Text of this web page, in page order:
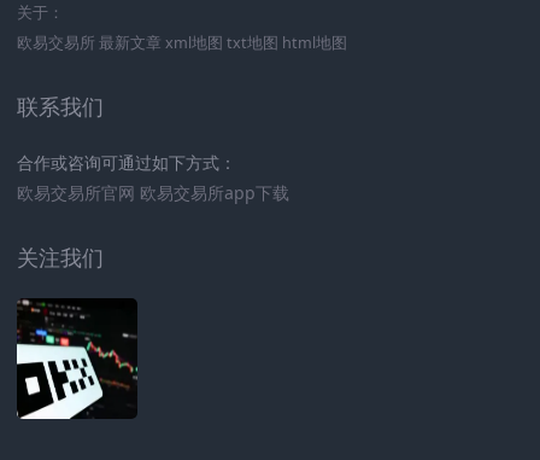
关于：
欧易交易所 最新文章 xml地图 txt地图 html地图
联系我们
合作或咨询可通过如下方式：
欧易交易所官网 欧易交易所app下载
关注我们